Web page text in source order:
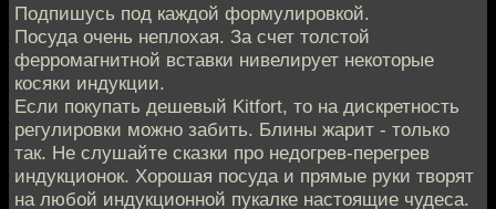
Подпишусь под каждой формулировкой.
Посуда очень неплохая. За счет толстой
ферромагнитной вставки нивелирует некоторые
косяки индукции.
Если покупать дешевый Kitfort, то на дискретность
регулировки можно забить. Блины жарит - только
так. Не слушайте сказки про недогрев-перегрев
индукционок. Хорошая посуда и прямые руки творят
на любой индукционной пукалке настоящие чудеса.